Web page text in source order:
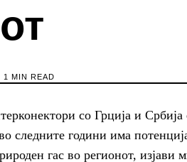
1 MIN READ
со Грција и
следните години има
гас во регионот, изјави